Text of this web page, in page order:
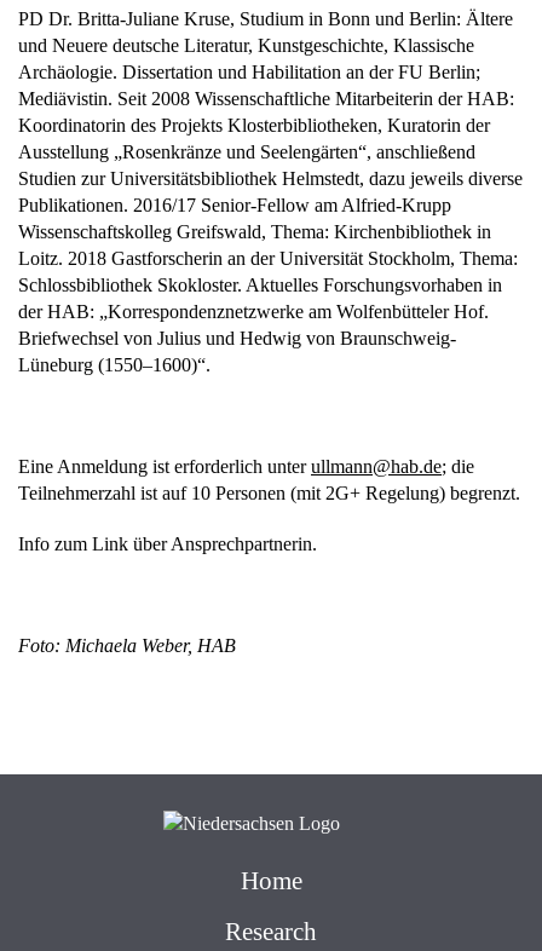
PD Dr. Britta-Juliane Kruse, Studium in Bonn und Berlin: Ältere
und Neuere deutsche Literatur, Kunstgeschichte, Klassische
Archäologie. Dissertation und Habilitation an der FU Berlin;
Mediävistin. Seit 2008 Wissenschaftliche Mitarbeiterin der HAB:
Koordinatorin des Projekts Klosterbibliotheken, Kuratorin der
Ausstellung „Rosenkränze und Seelengärten“, anschließend
Studien zur Universitätsbibliothek Helmstedt, dazu jeweils diverse
Publikationen. 2016/17 Senior-Fellow am Alfried-Krupp
Wissenschaftskolleg Greifswald, Thema: Kirchenbibliothek in
Loitz. 2018 Gastforscherin an der Universität Stockholm, Thema:
Schlossbibliothek Skokloster. Aktuelles Forschungsvorhaben in
der HAB: „Korrespondenznetzwerke am Wolfenbütteler Hof.
Briefwechsel von Julius und Hedwig von Braunschweig-
Lüneburg (1550‒1600)“.
Eine Anmeldung ist erforderlich unter ed.ba
h@nna
mllu
; die
Teilnehmerzahl ist auf 10 Personen (mit 2G+ Regelung) begrenzt.
Info zum Link über Ansprechpartnerin.
Foto: Michaela Weber, HAB
Home
Research